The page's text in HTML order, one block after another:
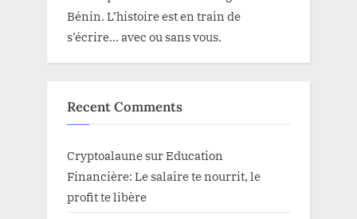
Bénin. L’histoire est en train de
s’écrire… avec ou sans vous.
Recent Comments
Cryptoalaune surEducation
Financière: Le salaire te nourrit, le
profit te libère